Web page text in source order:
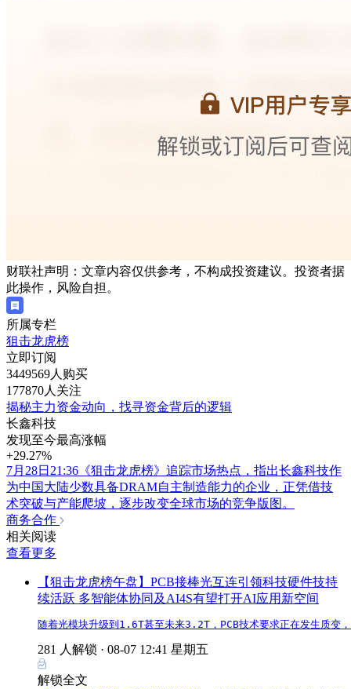
财联社声明：文章内容仅供参考，不构成投资建议。投资者据
此操作，风险自担。
所属专栏
狙击龙虎榜
立即订阅
3449569人购买
177870人关注
揭秘主力资金动向，找寻资金背后的逻辑
长鑫科技
发现至今最高涨幅
+29.27%
7月28日21:36《狙击龙虎榜》追踪市场热点，指出长鑫科技作
为中国大陆少数具备DRAM自主制造能力的企业，正凭借技
术突破与产能爬坡，逐步改变全球市场的竞争版图。
商务合作
相关阅读
查看更多
【狙击龙虎榜午盘】PCB接棒光互连引领科技硬件技持
续活跃 多智能体协同及AI4S有望打开AI应用新空间
随着光模块升级到1.6T甚至未来3.2T，PCB技术要求正在发生质变
281 人解锁 · 08-07 12:41 星期五
解锁全文